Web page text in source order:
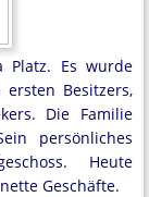
Platz. Es wurde
Besitzers,
Die Familie
persönliches
Heute
Geschäfte.